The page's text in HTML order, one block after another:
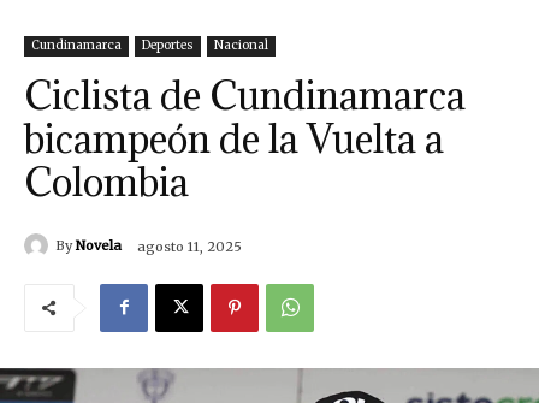
Cundinamarca Deportes Nacional
Ciclista de Cundinamarca
bicampeón de la Vuelta a
Colombia
By Novela agosto 11, 2025